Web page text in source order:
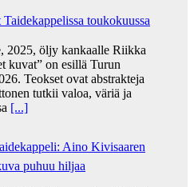
toukokuussa
2025, öljy kankaalle Riikka
kuvat” on esillä Turun
Teokset ovat abstrakteja
tutkii valoa, väriä ja
[...]
Aino Kivisaaren
puhuu hiljaa